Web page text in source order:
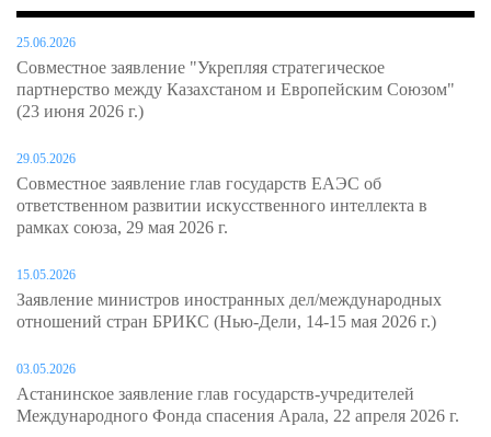
25.06.2026
Совместное заявление "Укрепляя стратегическое
партнерство между Казахстаном и Европейским Союзом"
(23 июня 2026 г.)
29.05.2026
Совместное заявление глав государств ЕАЭС об
ответственном развитии искусственного интеллекта в
рамках союза, 29 мая 2026 г.
15.05.2026
Заявление министров иностранных дел/международных
отношений стран БРИКС (Нью-Дели, 14-15 мая 2026 г.)
03.05.2026
Астанинское заявление глав государств-учредителей
Международного Фонда спасения Арала, 22 апреля 2026 г.